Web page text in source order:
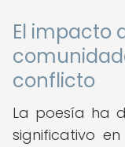
El impacto
conflicto
La poesía ha
significativo